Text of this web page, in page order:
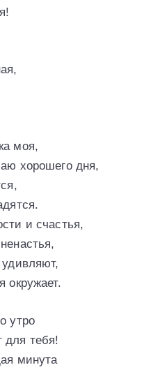
моя,
хорошего дня,
и счастья,
окружает.
утро
тебя!
минута